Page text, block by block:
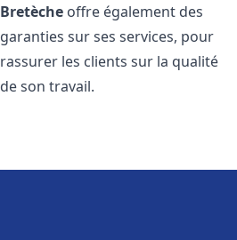
Bretèche offre également des
garanties sur ses services, pour
rassurer les clients sur la qualité
de son travail.